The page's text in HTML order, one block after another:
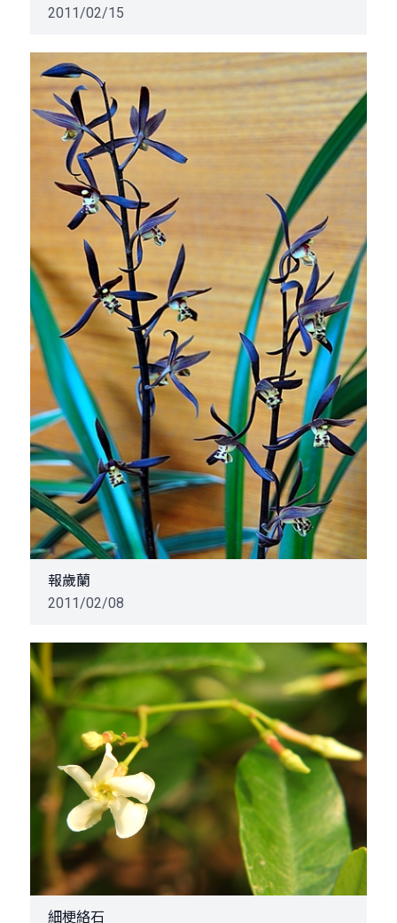
2011/02/15
報歲蘭
2011/02/08
細梗絡石